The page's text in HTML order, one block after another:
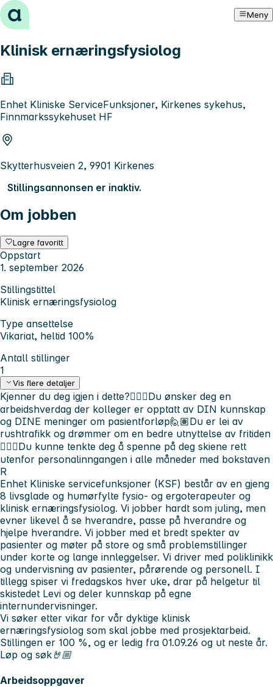
Hopp til innhold Meny
Klinisk ernæringsfysiolog
Enhet Kliniske ServiceFunksjoner, Kirkenes sykehus,
Finnmarkssykehuset HF
Skytterhusveien 2, 9901 Kirkenes
Stillingsannonsen er inaktiv.
Om jobben
Lagre favoritt
Oppstart
1. september 2026
Stillingstittel
Klinisk ernæringsfysiolog
Type ansettelse
Vikariat, heltid 100%
Antall stillinger
1
Vis flere detaljer
Kjenner du deg igjen i dette?🙋🏼‍♀️Du ønsker deg en
arbeidshverdag der kolleger er opptatt av DIN kunnskap
og DINE meninger om pasientforløp🙋🏽Du er lei av
rushtrafikk og drømmer om en bedre utnyttelse av fritiden
🙋🏽‍♀️Du kunne tenkte deg å spenne på deg skiene rett
utenfor personalinngangen i alle måneder med bokstaven
R
Enhet Kliniske servicefunksjoner (KSF) består av en gjeng
8 livsglade og humørfylte fysio- og ergoterapeuter og
klinisk ernæringsfysiolog. Vi jobber hardt som juling, men
evner likevel å se hverandre, passe på hverandre og
hjelpe hverandre. Vi jobber med et bredt spekter av
pasienter og møter på store og små problemstillinger
under korte og lange innleggelser. Vi driver med poliklinikk
og undervisning av pasienter, pårørende og personell. I
tillegg spiser vi fredagskos hver uke, drar på helgetur til
skistedet Levi og deler kunnskap på egne
internundervisninger.
Vi søker etter vikar for vår dyktige klinisk
ernæringsfysiolog som skal jobbe med prosjektarbeid.
Stillingen er 100 %, og er ledig fra 01.09.26 og ut neste år.
Løp og søk🤘🏼
Arbeidsoppgaver